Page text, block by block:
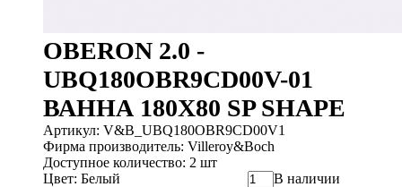
OBERON 2.0 -
UBQ180OBR9CD00V-01
ВАННА 180X80 SP SHAPE
Артикул: V&B_UBQ180OBR9CD00V1
Фирма производитель: Villeroy&Boch
Доступное количество: 2 шт
Цвет: Белый
В наличии